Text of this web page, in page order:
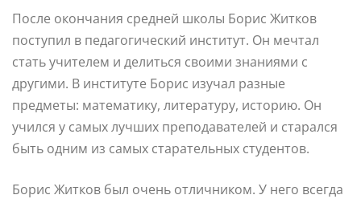
После окончания средней школы Борис Житков
поступил в педагогический институт. Он мечтал
стать учителем и делиться своими знаниями с
другими. В институте Борис изучал разные
предметы: математику, литературу, историю. Он
учился у самых лучших преподавателей и старался
быть одним из самых старательных студентов.
Борис Житков был очень отличником. У него всегда